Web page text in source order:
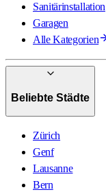
Sanitärinstallation
Garagen
Alle Kategorien
Beliebte Städte
Zürich
Genf
Lausanne
Bern